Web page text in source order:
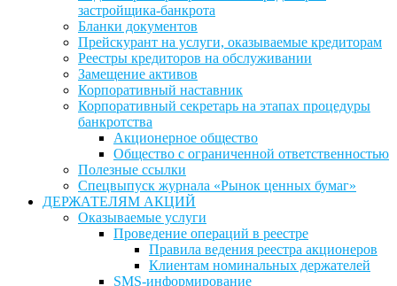
застройщика-банкрота
Бланки документов
Прейскурант на услуги, оказываемые кредиторам
Реестры кредиторов на обслуживании
Замещение активов
Корпоративный наставник
Корпоративный секретарь на этапах процедуры
банкротства
Акционерное общество
Общество с ограниченной ответственностью
Полезные ссылки
Спецвыпуск журнала «Рынок ценных бумаг»
ДЕРЖАТЕЛЯМ АКЦИЙ
Оказываемые услуги
Проведение операций в реестре
Правила ведения реестра акционеров
Клиентам номинальных держателей
SMS-информирование